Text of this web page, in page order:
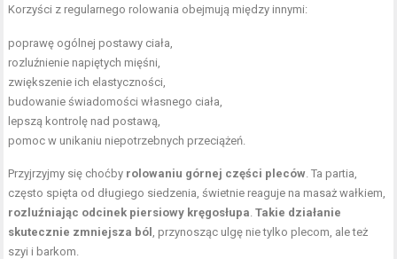
Korzyści z regularnego rolowania obejmują między innymi:
poprawę ogólnej postawy ciała,
rozluźnienie napiętych mięśni,
zwiększenie ich elastyczności,
budowanie świadomości własnego ciała,
lepszą kontrolę nad postawą,
pomoc w unikaniu niepotrzebnych przeciążeń.
Przyjrzyjmy się choćby rolowaniu górnej części pleców . Ta partia,
często spięta od długiego siedzenia, świetnie reaguje na masaż wałkiem,
rozluźniając odcinek piersiowy kręgosłupa .Takie działanie
skutecznie zmniejsza ból
, przynosząc ulgę nie tylko plecom, ale też
szyi i barkom.